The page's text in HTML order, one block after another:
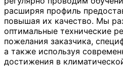
расширяя профиль
повышая их качество. Мы
оптимальные технические
пожелания заказчика,
а также используя
достижения в